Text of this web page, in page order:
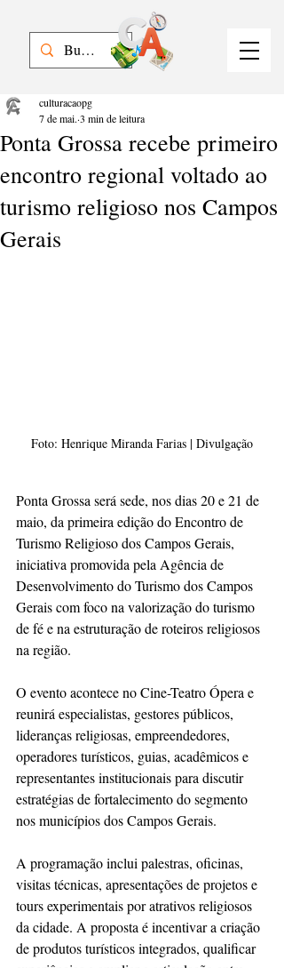
Ponta Grossa recebe primeiro
encontro regional voltado ao
turismo religioso nos Campos
Gerais
culturacaopg
7 de mai. 3 min de leitura
Foto: Henrique Miranda Farias | Divulgação
Ponta Grossa será sede, nos dias 20 e 21 de
maio, da primeira edição do Encontro de
Turismo Religioso dos Campos Gerais,
iniciativa promovida pela Agência de
Desenvolvimento do Turismo dos Campos
Gerais com foco na valorização do turismo
de fé e na estruturação de roteiros religiosos
na região.
O evento acontece no Cine-Teatro Ópera e
reunirá especialistas, gestores públicos,
lideranças religiosas, empreendedores,
operadores turísticos, guias, acadêmicos e
representantes institucionais para discutir
estratégias de fortalecimento do segmento
nos municípios dos Campos Gerais.
A programação inclui palestras, oficinas,
visitas técnicas, apresentações de projetos e
tours experimentais por atrativos religiosos
da cidade. A proposta é incentivar a criação
de produtos turísticos integrados, qualificar